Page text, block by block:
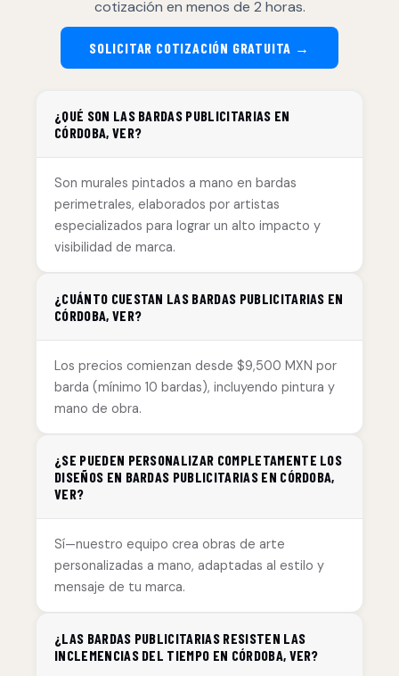
cotización en menos de 2 horas.
SOLICITAR COTIZACIÓN GRATUITA →
¿QUÉ SON LAS BARDAS PUBLICITARIAS EN
CÓRDOBA, VER?
Son murales pintados a mano en bardas
perimetrales, elaborados por artistas
especializados para lograr un alto impacto y
visibilidad de marca.
¿CUÁNTO CUESTAN LAS BARDAS PUBLICITARIAS EN
CÓRDOBA, VER?
Los precios comienzan desde $9,500 MXN por
barda (mínimo 10 bardas), incluyendo pintura y
mano de obra.
¿SE PUEDEN PERSONALIZAR COMPLETAMENTE LOS
DISEÑOS EN BARDAS PUBLICITARIAS EN CÓRDOBA,
VER?
Sí—nuestro equipo crea obras de arte
personalizadas a mano, adaptadas al estilo y
mensaje de tu marca.
¿LAS BARDAS PUBLICITARIAS RESISTEN LAS
INCLEMENCIAS DEL TIEMPO EN CÓRDOBA, VER?